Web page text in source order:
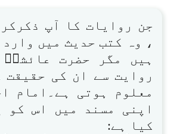
جن روایات کا آپ
، وہ کتب حدیث میں
ہیں مگر حضرت
روایت سے ان کی حقیقت
معلوم ہوتی ہے۔امام
اپنی مسند میں اس کو
کیا ہے: